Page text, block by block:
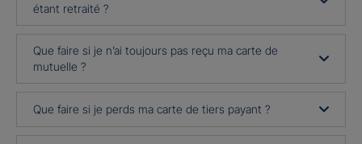
étant retraité ?
Que faire si je n’ai toujours pas reçu ma carte de
mutuelle ?
Que faire si je perds ma carte de tiers payant ?